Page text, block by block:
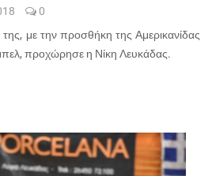
0
με την προσθήκη της Αμερικανίδας
προχώρησε η Νίκη Λευκάδας.